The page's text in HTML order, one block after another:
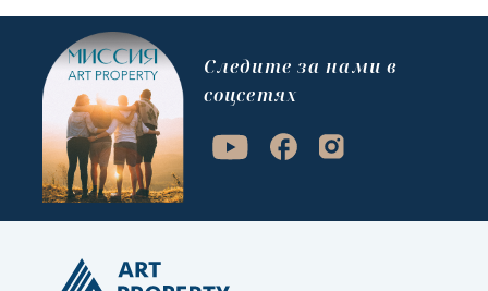
Cледите за нами в
соцсетях